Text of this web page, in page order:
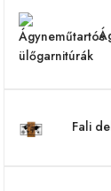
Fali